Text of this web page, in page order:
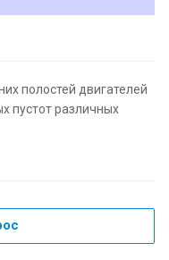
полостей двигателей
пустот различных